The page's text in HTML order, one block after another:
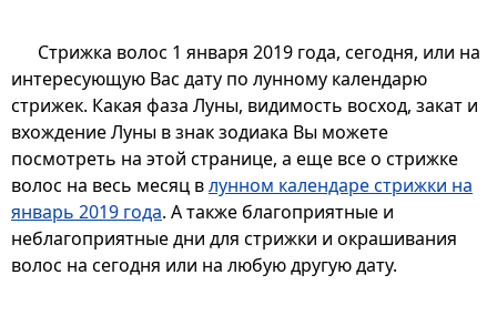
Стрижка волос 1 января 2019 года, сегодня, или на
интересующую Вас дату по лунному календарю
стрижек. Какая фаза Луны, видимость восход, закат и
вхождение Луны в знак зодиака Вы можете
посмотреть на этой странице, а еще все о стрижке
волос на весь месяц влунном календаре стрижки на
январь 2019 года. А также благоприятные и
неблагоприятные дни для стрижки и окрашивания
волос на сегодня или на любую другую дату.